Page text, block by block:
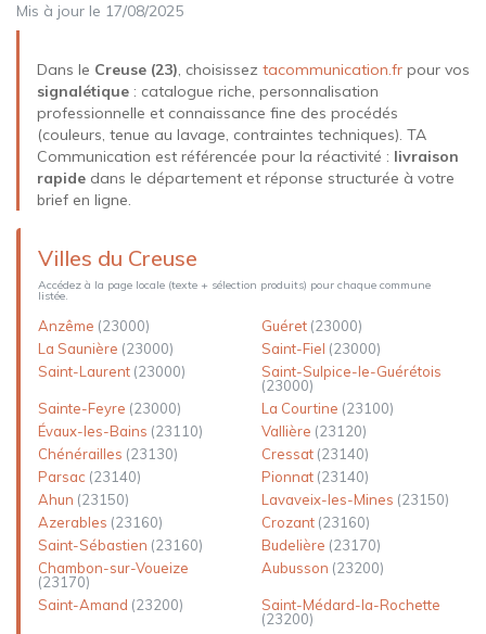
Mis à jour le 17/08/2025
Dans le Creuse (23), choisissez tacommunication.fr pour vos
signalétique : catalogue riche, personnalisation
professionnelle et connaissance fine des procédés
(couleurs, tenue au lavage, contraintes techniques). TA
Communication est référencée pour la réactivité : livraison
rapide dans le département et réponse structurée à votre
brief en ligne.
Villes du Creuse
Accédez à la page locale (texte + sélection produits) pour chaque commune
listée.
Anzême (23000) Guéret (23000)
La Saunière (23000) Saint-Fiel (23000)
Saint-Laurent (23000)
Saint-Sulpice-le-Guérétois
(23000)
Sainte-Feyre (23000) La Courtine (23100)
Évaux-les-Bains (23110) Vallière (23120)
Chénérailles (23130) Cressat (23140)
Parsac (23140) Pionnat (23140)
Ahun (23150) Lavaveix-les-Mines (23150)
Azerables (23160) Crozant (23160)
Saint-Sébastien (23160) Budelière (23170)
Chambon-sur-Voueize
(23170)
Aubusson (23200)
Saint-Amand (23200)
Saint-Médard-la-Rochette
(23200)